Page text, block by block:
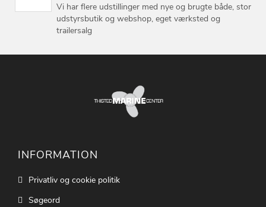
Vi har flere udstillinger med nye og brugte både, stor
udstyrsbutik og webshop, eget værksted og
trailersalg
INFORMATION
Privatliv og cookie politik
Søgeord